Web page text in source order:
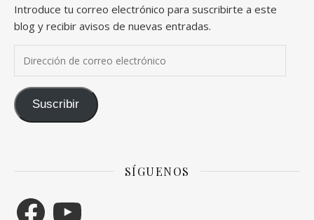
Introduce tu correo electrónico para suscribirte a este
blog y recibir avisos de nuevas entradas.
Suscribir
SÍGUENOS
Facebook